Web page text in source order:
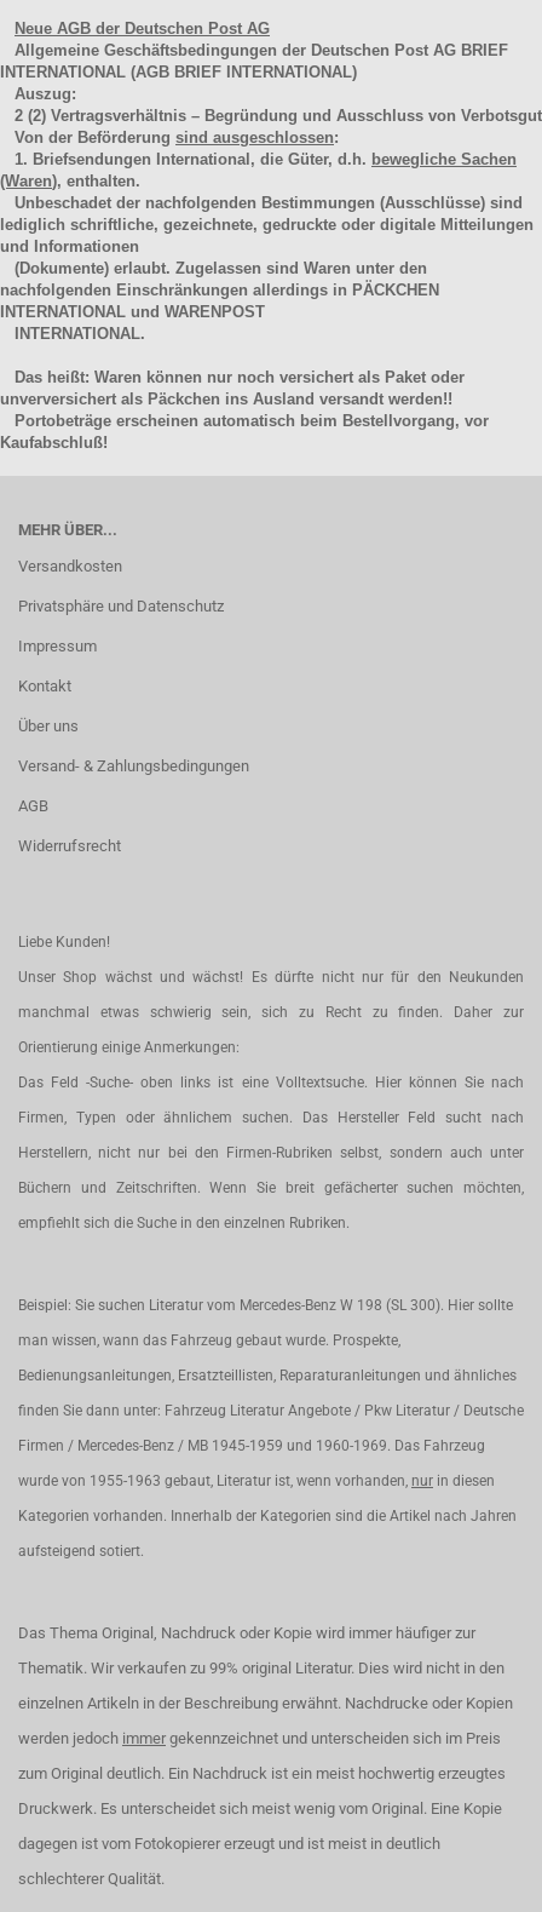
Neue AGB der Deutschen Post AG
Allgemeine Geschäftsbedingungen der Deutschen Post AG BRIEF
INTERNATIONAL (AGB BRIEF INTERNATIONAL)
Auszug:
2 (2) Vertragsverhältnis – Begründung und Ausschluss von Verbotsgut
Von der Beförderung sind ausgeschlossen:
1. Briefsendungen International, die Güter, d.h. bewegliche Sachen
(Waren), enthalten.
Unbeschadet der nachfolgenden Bestimmungen (Ausschlüsse) sind
lediglich schriftliche, gezeichnete, gedruckte oder digitale Mitteilungen
und Informationen
(Dokumente) erlaubt. Zugelassen sind Waren unter den
nachfolgenden Einschränkungen allerdings in PÄCKCHEN
INTERNATIONAL und WARENPOST
INTERNATIONAL.
Das heißt: Waren können nur noch versichert als Paket oder
unverversichert als Päckchen ins Ausland versandt werden!!
Portobeträge erscheinen automatisch beim Bestellvorgang, vor
Kaufabschluß!
MEHR ÜBER...
Versandkosten
Privatsphäre und Datenschutz
Impressum
Kontakt
Über uns
Versand- & Zahlungsbedingungen
AGB
Widerrufsrecht
Liebe Kunden!
Unser Shop wächst und wächst! Es dürfte nicht nur für den Neukunden
manchmal etwas schwierig sein, sich zu Recht zu finden. Daher zur
Orientierung einige Anmerkungen:
Das Feld -Suche- oben links ist eine Volltextsuche. Hier können Sie nach
Firmen, Typen oder ähnlichem suchen. Das Hersteller Feld sucht nach
Herstellern, nicht nur bei den Firmen-Rubriken selbst, sondern auch unter
Büchern und Zeitschriften. Wenn Sie breit gefächerter suchen möchten,
empfiehlt sich die Suche in den einzelnen Rubriken.
Beispiel: Sie suchen Literatur vom Mercedes-Benz W 198 (SL 300). Hier sollte
man wissen, wann das Fahrzeug gebaut wurde. Prospekte,
Bedienungsanleitungen, Ersatzteillisten, Reparaturanleitungen und ähnliches
finden Sie dann unter: Fahrzeug Literatur Angebote / Pkw Literatur / Deutsche
Firmen / Mercedes-Benz / MB 1945-1959 und 1960-1969. Das Fahrzeug
wurde von 1955-1963 gebaut, Literatur ist, wenn vorhanden, nur in diesen
Kategorien vorhanden. Innerhalb der Kategorien sind die Artikel nach Jahren
aufsteigend sotiert.
Das Thema Original, Nachdruck oder Kopie wird immer häufiger zur
Thematik. Wir verkaufen zu 99% original Literatur. Dies wird nicht in den
einzelnen Artikeln in der Beschreibung erwähnt. Nachdrucke oder Kopien
werden jedoch immer gekennzeichnet und unterscheiden sich im Preis
zum Original deutlich. Ein Nachdruck ist ein meist hochwertig erzeugtes
Druckwerk. Es unterscheidet sich meist wenig vom Original. Eine Kopie
dagegen ist vom Fotokopierer erzeugt und ist meist in deutlich
schlechterer Qualität.